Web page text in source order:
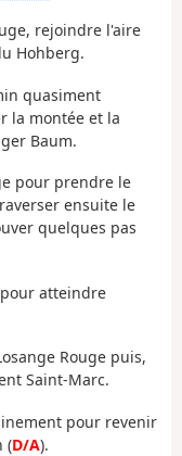
rejoindre l'aire
Hohberg.
quasiment
la montée et la
Baum.
pour prendre le
ensuite le
quelques pas
atteindre
Rouge puis,
Saint-Marc.
pour revenir
(D/A).